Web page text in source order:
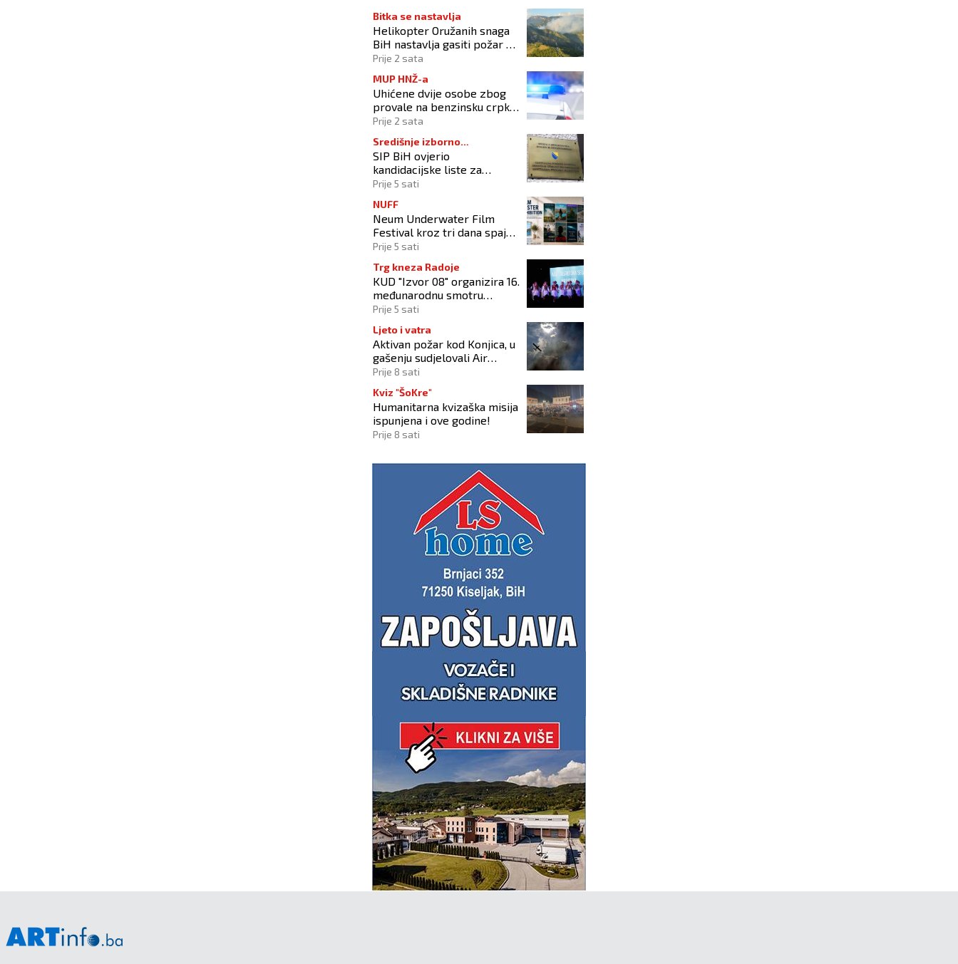
Bitka se nastavlja
Helikopter Oružanih snaga
BiH nastavlja gasiti požar na
području Konjica
Prije 2 sata
MUP HNŽ-a
Uhićene dvije osobe zbog
provale na benzinsku crpku
u Konjicu
Prije 2 sata
Središnje izborno
povjerenstvo
SIP BiH ovjerio
kandidacijske liste za
kompenzacijske mandate na
Prije 5 sati
NUFF
Neum Underwater Film
Festival kroz tri dana spaja
umjetnost filma i more
Prije 5 sati
Trg kneza Radoje
KUD "Izvor 08" organizira 16.
međunarodnu smotru
folklora "Kiseljak 2026"
Prije 5 sati
Ljeto i vatra
Aktivan požar kod Konjica, u
gašenju sudjelovali Air
Tractor i helikopter OS-a
Prije 8 sati
Kviz "ŠoKre"
Humanitarna kvizaška misija
ispunjena i ove godine!
Prije 8 sati